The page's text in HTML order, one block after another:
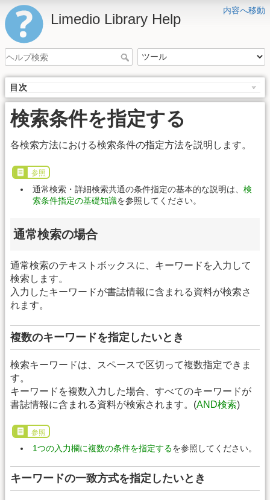
内容へ移動
Limedio Library Help
目次
検索条件を指定する
各検索方法における検索条件の指定方法を説明します。
参照
通常検索・詳細検索共通の条件指定の基本的な説明は、 検
索条件指定の基礎知識を参照してください。
通常検索の場合
通常検索のテキストボックスに、キーワードを入力して
検索します。
入力したキーワードが書誌情報に含まれる資料が検索さ
れます。
複数のキーワードを指定したいとき
検索キーワードは、スペースで区切って複数指定できま
す。
キーワードを複数入力した場合、すべてのキーワードが
書誌情報に含まれる資料が検索されます。(AND検索)
参照
1つの入力欄に複数の条件を指定するを参照してください。
キーワードの一致方式を指定したいとき